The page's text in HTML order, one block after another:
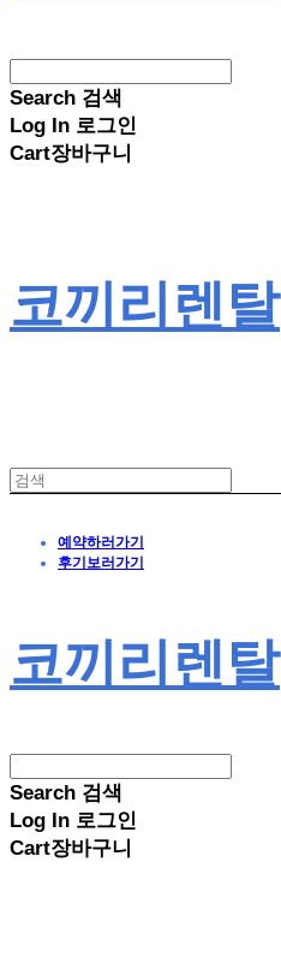
Search 검색
Log In 로그인
Cart장바구니
코끼리렌탈
예약하러가기
후기보러가기
코끼리렌탈
Search 검색
Log In 로그인
Cart장바구니